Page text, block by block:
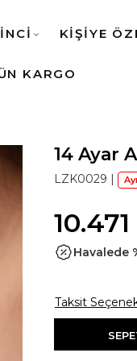
İNCİ KİŞİYE
KARGO
14 Ayar
LZK0029 |
Havalede
Taksit